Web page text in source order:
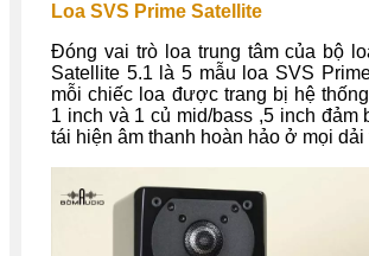
Loa SVS Prime Satellite
Đóng vai trò loa trung tâm của bộ
Satellite 5.1 là 5 mẫu loa SVS
mỗi chiếc loa được trang bị hệ
1 inch và 1 củ mid/bass ,5 inch đảm
tái hiện âm thanh hoàn hảo ở mọi dải